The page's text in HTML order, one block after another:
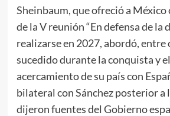
Sheinbaum, que ofreció a México
de la V reunión “En defensa de la
realizarse en 2027, abordó, entre
sucedido durante la conquista y
acercamiento de su país con
bilateral con Sánchez posterior a
dijeron fuentes del Gobierno